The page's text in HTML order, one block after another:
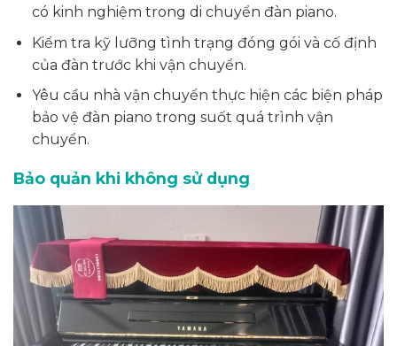
có kinh nghiệm trong di chuyển đàn piano.
Kiểm tra kỹ lưỡng tình trạng đóng gói và cố định
của đàn trước khi vận chuyển.
Yêu cầu nhà vận chuyển thực hiện các biện pháp
bảo vệ đàn piano trong suốt quá trình vận
chuyển.
Bảo quản khi không sử dụng